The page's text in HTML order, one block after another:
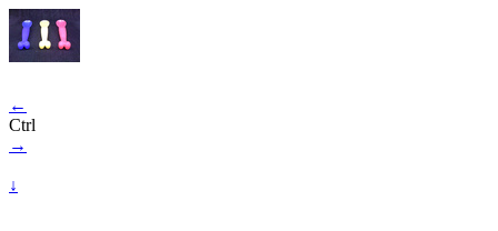
←
Ctrl
→
↓